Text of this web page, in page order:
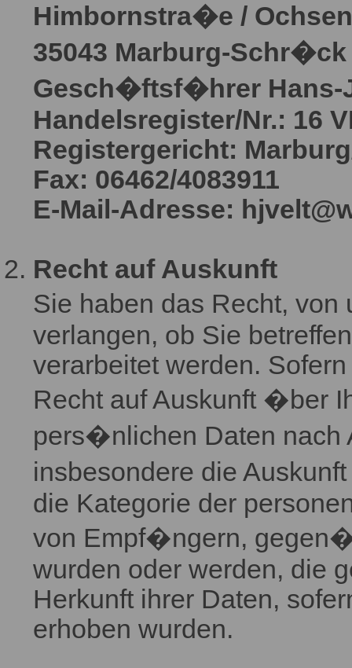
Himbornstra�e /
35043 Marburg-Schr�ck
Gesch�ftsf�hrer Hans-
Handelsregister/Nr.: 16
Registergericht:
Fax: 06462/4083911
E-Mail-Adresse:
Recht auf Auskunft
Sie haben das Recht,
verlangen, ob Sie
verarbeitet werden.
Recht auf Auskunft �ber
pers�nlichen Daten nach
insbesondere die
die Kategorie der
von Empf�ngern,
wurden oder werden, die
Herkunft ihrer Daten,
erhoben wurden.